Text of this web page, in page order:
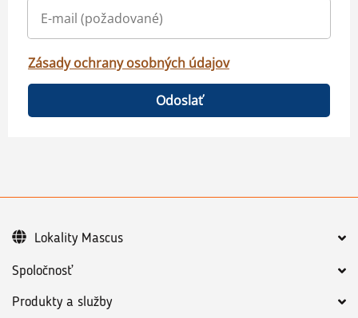
Zásady ochrany osobných údajov
Odoslať
Spoločnosť
Produkty a služby
Lokality Mascus